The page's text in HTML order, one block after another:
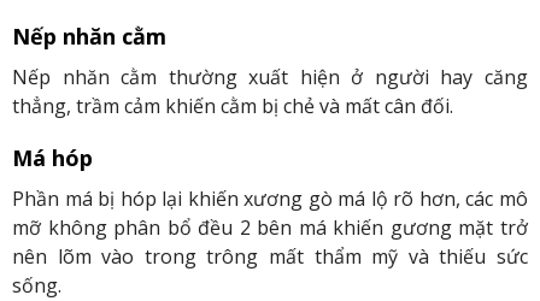
Nếp nhăn cằm
Nếp nhăn cằm thường xuất hiện ở người hay căng
thẳng, trầm cảm khiến cằm bị chẻ và mất cân đối.
Má hóp
Phần má bị hóp lại khiến xương gò má lộ rõ hơn, các mô
mỡ không phân bổ đều 2 bên má khiến gương mặt trở
nên lõm vào trong trông mất thẩm mỹ và thiếu sức
sống.